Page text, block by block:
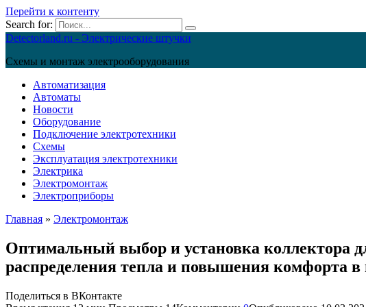
Перейти к контенту
Search for:
Detectorland.ru - Электрические штучки
Схемы и монтаж электрооборудования
Автоматизация
Автоматы
Новости
Оборудование
Подключение электротехники
Схемы
Эксплуатация электротехники
Электрика
Электромонтаж
Электроприборы
Главная » Электромонтаж
Оптимальный выбор и установка коллектора
распределения тепла и повышения комфорта
Поделиться в ВКонтакте